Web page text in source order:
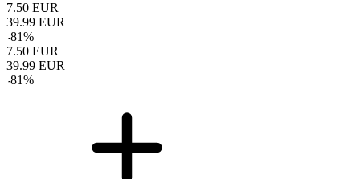
7.50 EUR
39.99 EUR
-81%
7.50 EUR
39.99 EUR
-81%